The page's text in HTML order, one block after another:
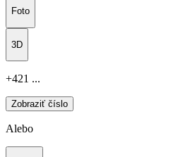
Foto
3D
+421 ...
Zobraziť číslo
Alebo